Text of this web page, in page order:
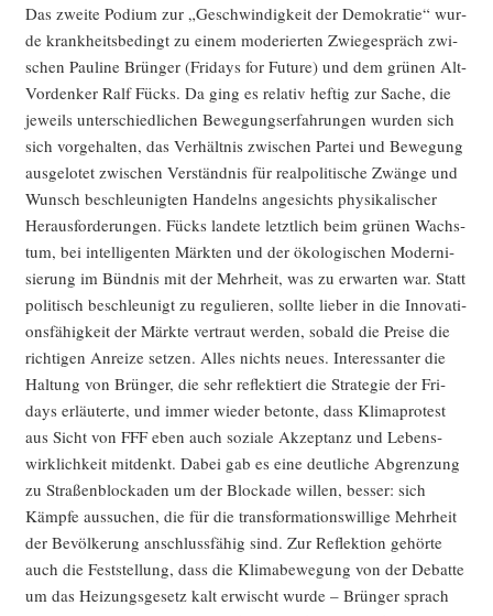
Das zwei­te Podi­um zur „Geschwin­dig­keit der Demo­kra­tie“ wur­
de krank­heits­be­dingt zu einem mode­rier­ten Zwie­ge­spräch zwi­
schen Pau­li­ne Brün­ger (Fri­days for Future) und dem grü­nen Alt-
Vor­den­ker Ralf Fücks. Da ging es rela­tiv hef­tig zur Sache, die
jeweils unter­schied­li­chen Bewe­gungs­er­fah­run­gen wur­den sich
sich vor­ge­hal­ten, das Ver­hält­nis zwi­schen Par­tei und Bewe­gung
aus­ge­lo­tet zwi­schen Ver­ständ­nis für real­po­li­ti­sche Zwän­ge und
Wunsch beschleu­nig­ten Han­delns ange­sichts phy­si­ka­li­scher
Her­aus­for­de­run­gen. Fücks lan­de­te letzt­lich beim grü­nen Wachs­
tum, bei intel­li­gen­ten Märk­ten und der öko­lo­gi­schen Moder­ni­
sie­rung im Bünd­nis mit der Mehr­heit, was zu erwar­ten war. Statt
poli­tisch beschleu­nigt zu regu­lie­ren, soll­te lie­ber in die Inno­va­ti­
ons­fä­hig­keit der Märk­te ver­traut wer­den, sobald die Prei­se die
rich­ti­gen Anrei­ze set­zen. Alles nichts neu­es. Inter­es­san­ter die
Hal­tung von Brün­ger, die sehr reflek­tiert die Stra­te­gie der Fri­
days erläu­ter­te, und immer wie­der beton­te, dass Kli­ma­pro­test
aus Sicht von FFF eben auch sozia­le Akzep­tanz und Lebens­
wirk­lich­keit mit­denkt. Dabei gab es eine deut­li­che Abgren­zung
zu Stra­ßen­blo­cka­den um der Blo­cka­de wil­len, bes­ser: sich
Kämp­fe aus­su­chen, die für die trans­for­ma­ti­ons­wil­li­ge Mehr­heit
der Bevöl­ke­rung anschluss­fä­hig sind. Zur Reflek­ti­on gehör­te
auch die Fest­stel­lung, dass die Kli­ma­be­we­gung von der Debat­te
um das Hei­zungs­ge­setz kalt erwischt wur­de – Brün­ger sprach